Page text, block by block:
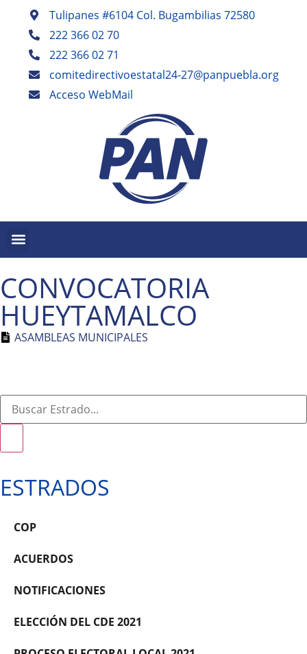
Tulipanes #6104 Col. Bugambilias 72580
222 366 02 70
222 366 02 71
comitedirectivoestatal24-27@panpuebla.org
Acceso WebMail
CONVOCATORIA
HUEYTAMALCO
ASAMBLEAS MUNICIPALES
ESTRADOS
COP
ACUERDOS
NOTIFICACIONES
ELECCIÓN DEL CDE 2021